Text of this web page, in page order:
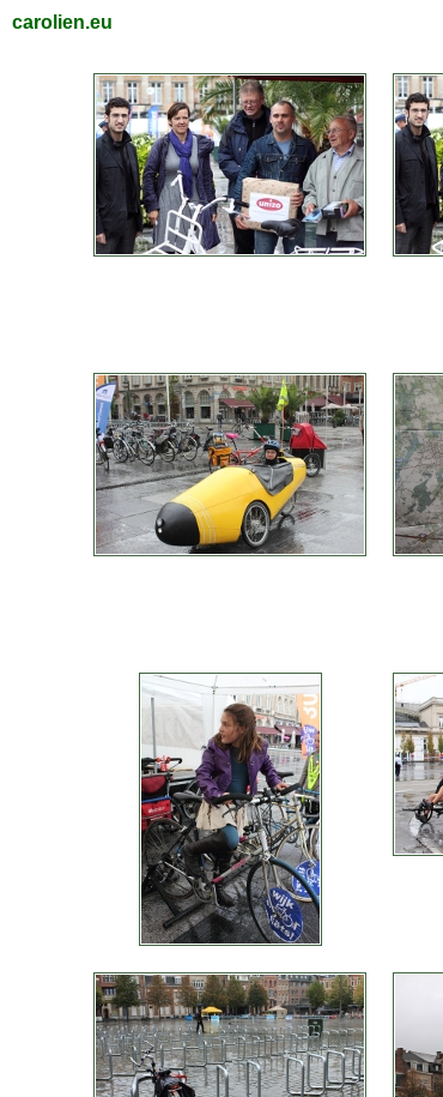
carolien.eu